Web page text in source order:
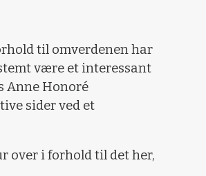
til omverdenen har
være et interessant
Anne Honoré
sider ved et
over i forhold til det her,